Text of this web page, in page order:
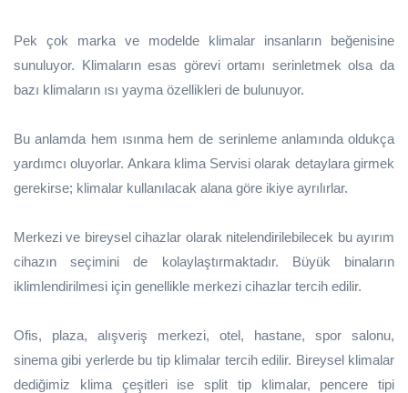
Pek çok marka ve modelde klimalar insanların beğenisine
sunuluyor. Klimaların esas görevi ortamı serinletmek olsa da
bazı klimaların ısı yayma özellikleri de bulunuyor.
Bu anlamda hem ısınma hem de serinleme anlamında oldukça
yardımcı oluyorlar. Ankara klima Servisi olarak detaylara girmek
gerekirse; klimalar kullanılacak alana göre ikiye ayrılırlar.
Merkezi ve bireysel cihazlar olarak nitelendirilebilecek bu ayırım
cihazın seçimini de kolaylaştırmaktadır. Büyük binaların
iklimlendirilmesi için genellikle merkezi cihazlar tercih edilir.
Ofis, plaza, alışveriş merkezi, otel, hastane, spor salonu,
sinema gibi yerlerde bu tip klimalar tercih edilir. Bireysel klimalar
dediğimiz klima çeşitleri ise split tip klimalar, pencere tipi